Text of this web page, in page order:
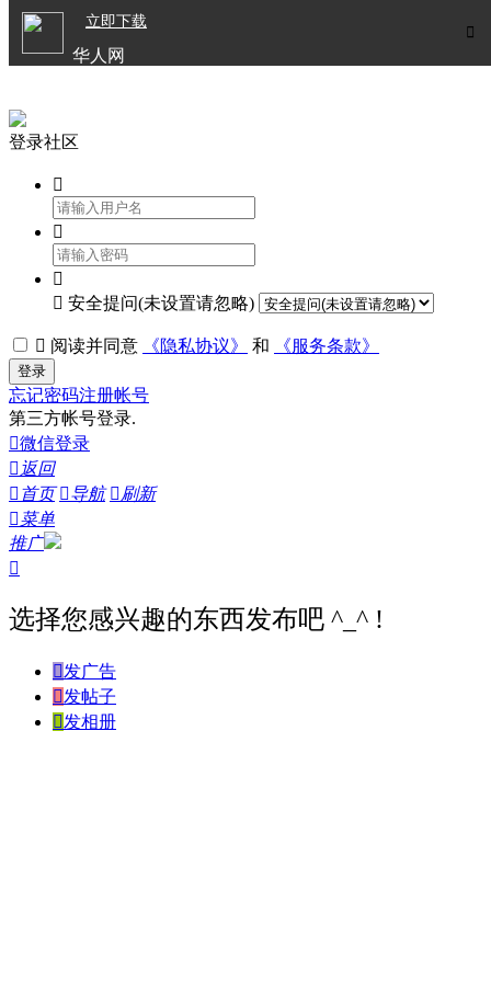

立即下载
华人网
登录社区



 安全提问(未设置请忽略)
 阅读并同意 《隐私协议》 和 《服务条款》
登录
忘记密码注册帐号
第三方帐号登录.
微信登录
 返回
 首页 导航 刷新
菜单
推广

选择您感兴趣的东西发布吧 ^_^ !
发广告
发帖子
发相册